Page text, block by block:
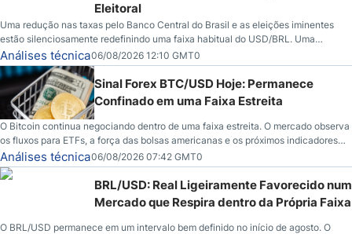
Eleitoral
Uma redução nas taxas pelo Banco Central do Brasil e as eleições iminentes
estão silenciosamente redefinindo uma faixa habitual do USD/BRL. Uma
redução nas taxas pelo Banco Central do Brasil e as eleições iminentes estão
silenciosamente redefinindo uma faixa habitual do USD/BRL. É isso que os
traders estão observando agora.
Análises técnica06/08/2026 12:10 GMT0
Sinal Forex BTC/USD Hoje: Permanece
Confinado em uma Faixa Estreita
O Bitcoin continua negociando dentro de uma faixa estreita. O mercado observa
os fluxos para ETFs, a força das bolsas americanas e os próximos indicadores
econômicos em busca de novos catalisadores.
Análises técnica06/08/2026 07:42 GMT0
BRL/USD: Real Ligeiramente Favorecido num
Mercado que Respira dentro da Própria Faixa
O BRL/USD permanece em um intervalo bem definido no início de agosto. O